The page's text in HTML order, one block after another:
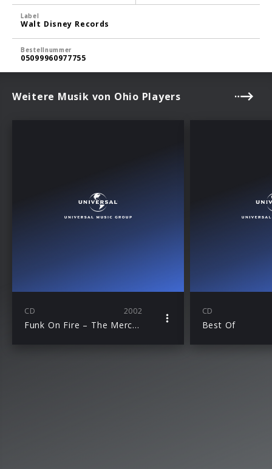
Label
Walt Disney Records
Bestellnummer
05099960977755
Weitere Musik von Ohio Players
CD 2002
Funk On Fire – The Mercury Anthology
CD
Best Of